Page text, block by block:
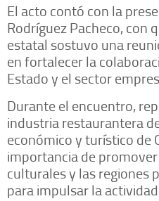
El acto contó con la
Rodríguez Pacheco, con
estatal sostuvo una
en fortalecer la
Estado y el sector
Durante el encuentro,
industria restaurantera
económico y turístico de
importancia de
culturales y las regiones
para impulsar la